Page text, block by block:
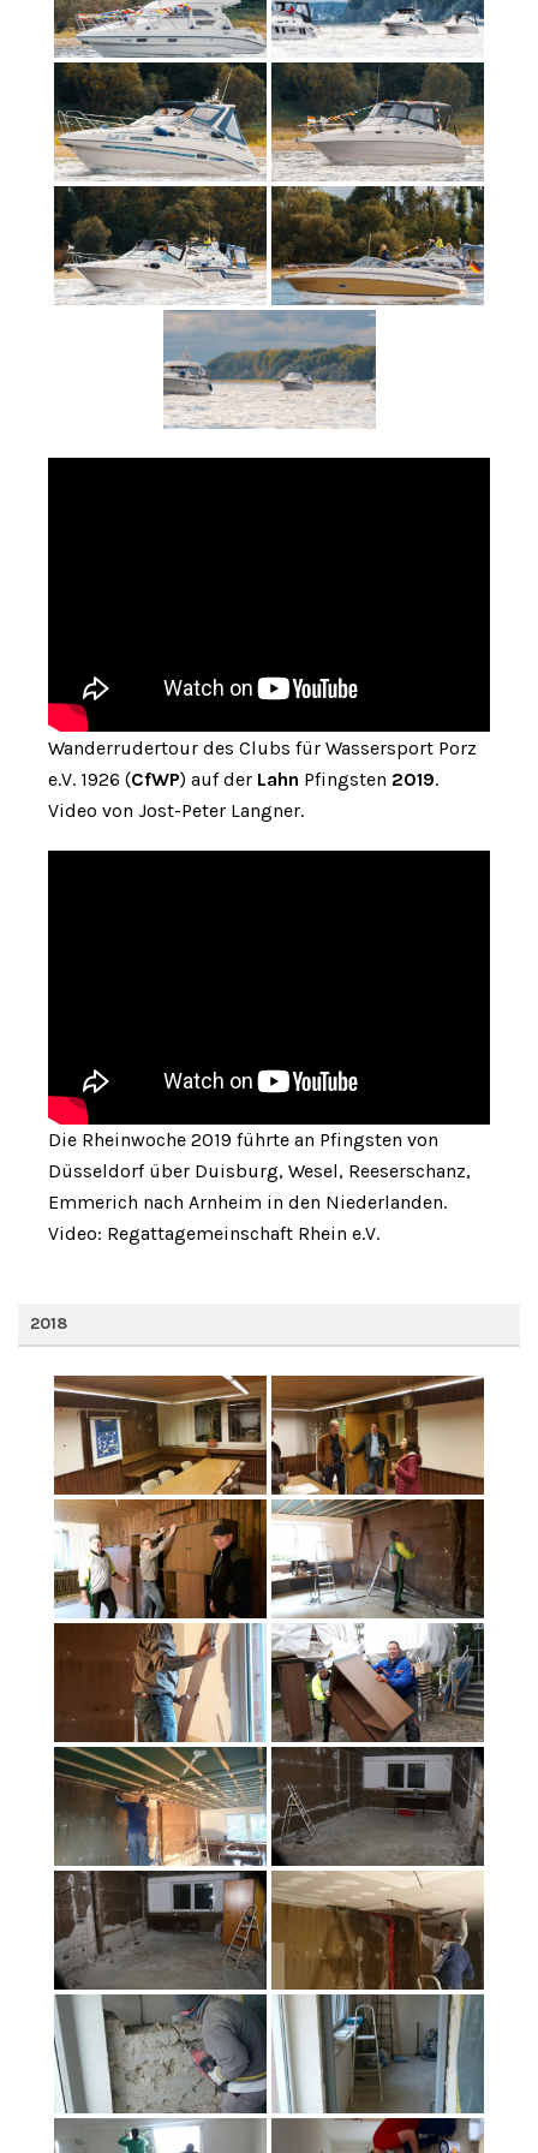
Wanderrudertour des Clubs für Wassersport Porz
e.V. 1926 (CfWP) auf der Lahn Pfingsten 2019.
Video von Jost-Peter Langner.
Die Rheinwoche 2019 führte an Pfingsten von
Düsseldorf über Duisburg, Wesel, Reeserschanz,
Emmerich nach Arnheim in den Niederlanden.
Video: Regattagemeinschaft Rhein e.V.
2018